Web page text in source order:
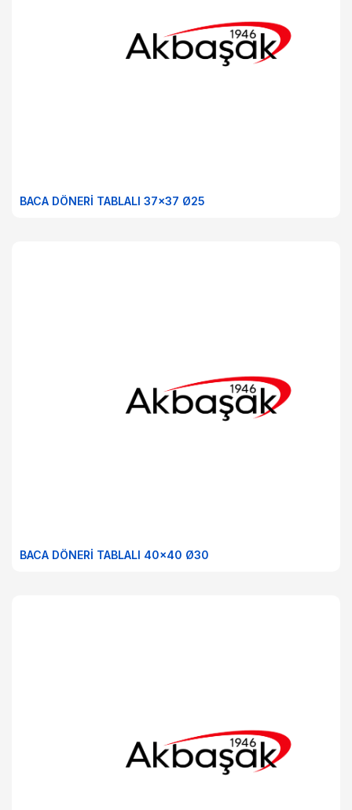
BACA DÖNERİ TABLALI 37x37 Ø25
BACA DÖNERİ TABLALI 40x40 Ø30